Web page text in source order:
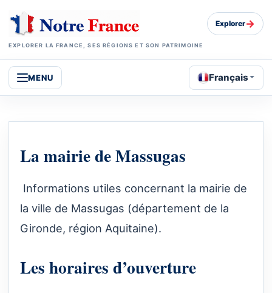
EXPLORER LA FRANCE, SES RÉGIONS ET SON PATRIMOINE
Explorer→
MENU Français
La mairie de Massugas
Informations utiles concernant la mairie de
la ville de Massugas (département de la
Gironde, région Aquitaine).
Les horaires d’ouverture